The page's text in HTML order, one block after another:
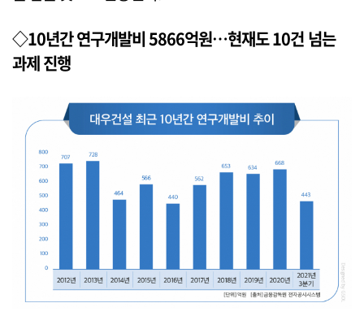
◇10년간 연구개발비 5866억원…현재도 10건 넘는
과제 진행